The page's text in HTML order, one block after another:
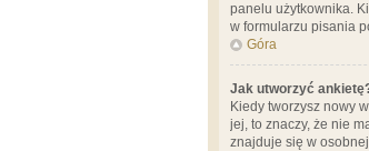
panelu użytkownika.
w formularzu pisania
Góra
Jak utworzyć
Kiedy tworzysz nowy
jej, to znaczy, że nie
znajduje się w